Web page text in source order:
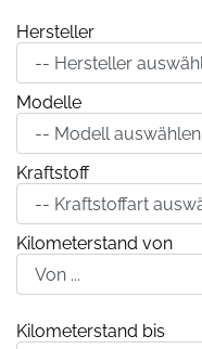
Hersteller
Modelle
Kraftstoff
Kilometerstand von
Kilometerstand bis